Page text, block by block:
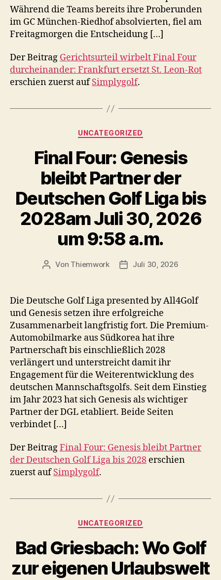
Während die Teams bereits ihre Proberunden
im GC München-Riedhof absolvierten, fiel am
Freitagmorgen die Entscheidung […]
Der Beitrag Gerichtsurteil wirbelt Final Four
durcheinander: Frankfurt ersetzt St. Leon-Rot
erschien zuerst aufSimplygolf.
Kategorien
UNCATEGORIZED
Final Four: Genesis
bleibt Partner der
Deutschen Golf Liga bis
2028am Juli 30, 2026
um 9:58 a.m.
Beitragsautor
Von Thiemwork Veröffentlichungsdatum
Juli 30, 2026
Die Deutsche Golf Liga presented by All4Golf
und Genesis setzen ihre erfolgreiche
Zusammenarbeit langfristig fort. Die Premium-
Automobilmarke aus Südkorea hat ihre
Partnerschaft bis einschließlich 2028
verlängert und unterstreicht damit ihr
Engagement für die Weiterentwicklung des
deutschen Mannschaftsgolfs. Seit dem Einstieg
im Jahr 2023 hat sich Genesis als wichtiger
Partner der DGL etabliert. Beide Seiten
verbindet […]
Der BeitragFinal Four: Genesis bleibt Partner
der Deutschen Golf Liga bis 2028 erschien
zuerst aufSimplygolf.
Kategorien
UNCATEGORIZED
Bad Griesbach: Wo Golf
zur eigenen Urlaubswelt